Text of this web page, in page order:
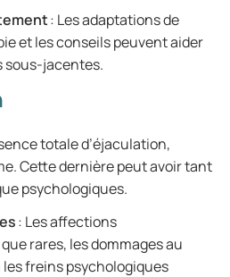
: Les adaptations de
et les conseils peuvent aider
sous-jacentes.
totale d’éjaculation,
Cette dernière peut avoir tant
psychologiques.
: Les affections
rares, les dommages au
freins psychologiques